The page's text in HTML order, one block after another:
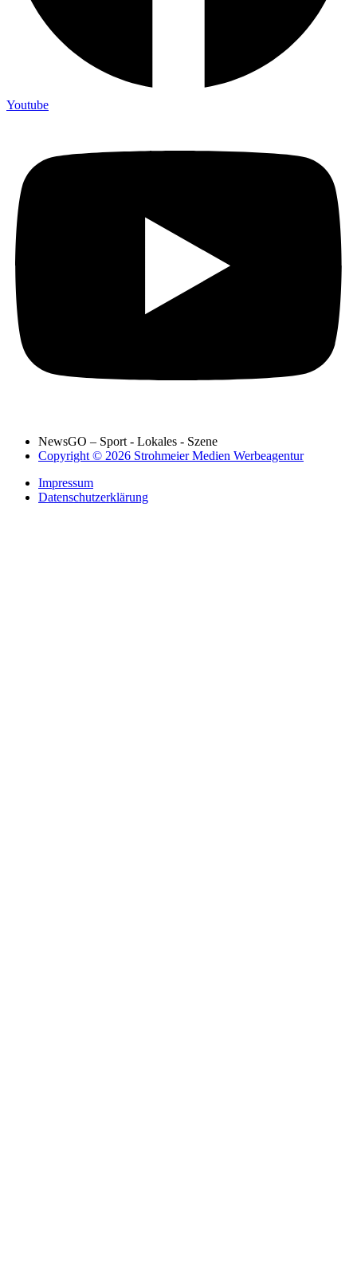
Youtube
NewsGO – Sport - Lokales - Szene
Copyright © 2026 Strohmeier Medien Werbeagentur
Impressum
Datenschutzerklärung